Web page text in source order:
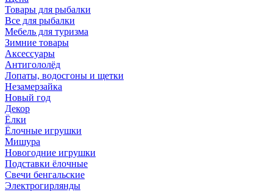
Товары для рыбалки
Все для рыбалки
Мебель для туризма
Зимние товары
Аксессуары
Антигололёд
Лопаты, водосгоны и щетки
Незамерзайка
Новый год
Декор
Ёлки
Ёлочные игрушки
Мишура
Новогодние игрушки
Подставки ёлочные
Свечи бенгальские
Электрогирлянды